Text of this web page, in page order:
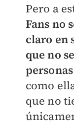
Pero a
Fans no
claro en
que no
personas
como
que no